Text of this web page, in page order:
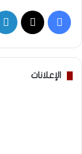
فيسبوك
الإعلانات